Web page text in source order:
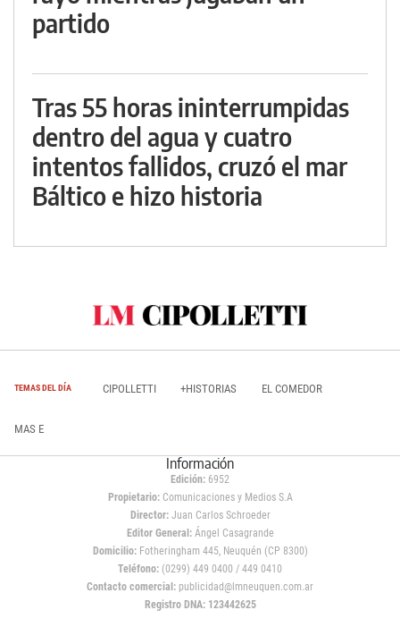
partido
Tras 55 horas ininterrumpidas
dentro del agua y cuatro
intentos fallidos, cruzó el mar
Báltico e hizo historia
TEMAS DEL DÍA CIPOLLETTI +HISTORIAS EL COMEDOR
MAS E
Información
Edición: 6952
Propietario:Comunicaciones y Medios S.A
Director: Juan Carlos Schroeder
Editor General:Ángel Casagrande
Domicilio:Fotheringham 445, Neuquén (CP 8300)
Teléfono: (0299) 449 0400 / 449 0410
Contacto comercial: publicidad@lmneuquen.com.ar
Registro DNA: 123442625